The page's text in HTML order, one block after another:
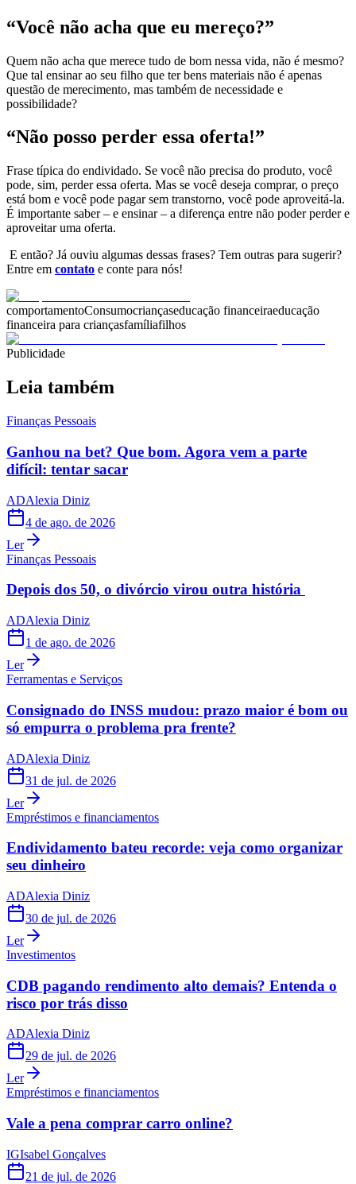
“Você não acha que eu mereço?”
Quem não acha que merece tudo de bom nessa vida, não é mesmo?
Que tal ensinar ao seu filho que ter bens materiais não é apenas
questão de merecimento, mas também de necessidade e
possibilidade?
“Não posso perder essa oferta!”
Frase típica do endividado. Se você não precisa do produto, você
pode, sim, perder essa oferta. Mas se você deseja comprar, o preço
está bom e você pode pagar sem transtorno, você pode aproveitá-la.
É importante saber – e ensinar – a diferença entre não poder perder e
aproveitar uma oferta.
E então? Já ouviu algumas dessas frases? Tem outras para sugerir?
Entre em contato e conte para nós!
comportamentoConsumocriançaseducação financeiraeducação
financeira para criançasfamíliafilhos
Publicidade
Leia também
Finanças Pessoais
Ganhou na bet? Que bom. Agora vem a parte
difícil: tentar sacar
ADAlexia Diniz
4 de ago. de 2026
Ler
Finanças Pessoais
Depois dos 50, o divórcio virou outra história
ADAlexia Diniz
1 de ago. de 2026
Ler
Ferramentas e Serviços
Consignado do INSS mudou: prazo maior é bom ou
só empurra o problema pra frente?
ADAlexia Diniz
31 de jul. de 2026
Ler
Empréstimos e financiamentos
Endividamento bateu recorde: veja como organizar
seu dinheiro
ADAlexia Diniz
30 de jul. de 2026
Ler
Investimentos
CDB pagando rendimento alto demais? Entenda o
risco por trás disso
ADAlexia Diniz
29 de jul. de 2026
Ler
Empréstimos e financiamentos
Vale a pena comprar carro online?
IGIsabel Gonçalves
21 de jul. de 2026